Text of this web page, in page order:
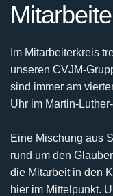
Im Mitarbeiterkreis
unseren CVJM-
sind immer am
Uhr im Martin-
Eine Mischung aus
rund um den
die Mitarbeit in den
hier im Mittelpunkt.